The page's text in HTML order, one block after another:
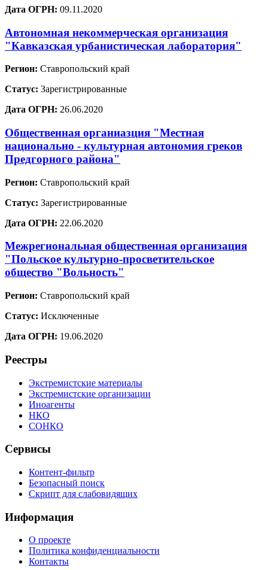
Дата ОГРН: 09.11.2020
Автономная некоммерческая организация
"Кавказская урбанистическая лаборатория"
Регион: Ставропольский край
Статус: Зарегистрированные
Дата ОГРН: 26.06.2020
Общественная органиазция "Местная
национально - культурная автономия греков
Предгорного района"
Регион: Ставропольский край
Статус: Зарегистрированные
Дата ОГРН: 22.06.2020
Межрегиональная общественная организация
"Польское культурно-просветительское
общество "Вольность"
Регион: Ставропольский край
Статус: Исключенные
Дата ОГРН: 19.06.2020
Реестры
Экстремистские материалы
Экстремистские организации
Иноагенты
НКО
СОНКО
Сервисы
Контент-фильтр
Безопасный поиск
Скрипт для слабовидящих
Информация
О проекте
Политика конфиденциальности
Контакты